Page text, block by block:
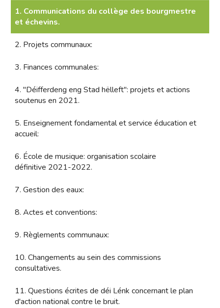
1. Communications du collège des bourgmestre
et échevins.
2. Projets communaux:
3. Finances communales:
4. "Déifferdeng eng Stad hëlleft": projets et actions
soutenus en 2021.
5. Enseignement fondamental et service éducation et
accueil:
6. École de musique: organisation scolaire
définitive 2021-2022.
7. Gestion des eaux:
8. Actes et conventions:
9. Règlements communaux:
10. Changements au sein des commissions
consultatives.
11. Questions écrites de déi Lénk concernant le plan
d'action national contre le bruit.